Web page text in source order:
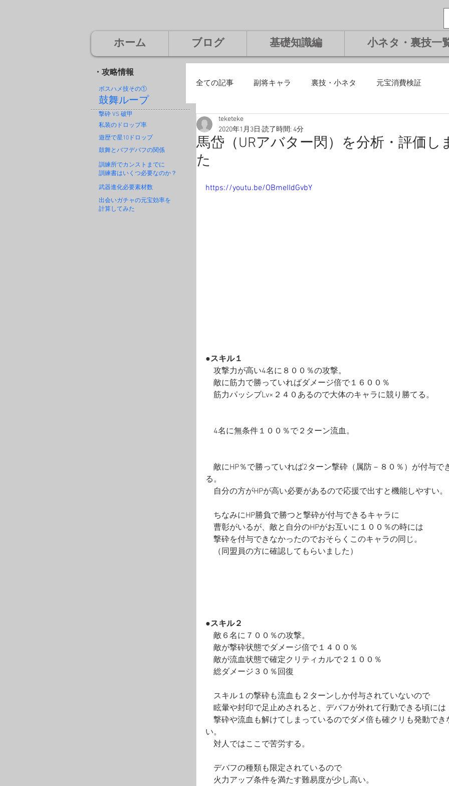
ホーム ブログ 基礎知識編 小ネタ・裏技一
・攻略情報
ボスハメ技その①
鼓舞ループ
撃砕 VS 破甲
私装のドロップ率
遊歴で星10ドロップ
鼓舞とバフデバフの関係
訓練所でカンストまでに
訓練書はいくつ必要なのか？
武器進化必要素材数
出会いガチャの元宝効率を
計算してみた
全ての記事 副将キャラ 裏技・小ネタ 元宝消費検証
廃課金編
馬岱（URアバター閃）を分析・評価し
た
teketeke
2020年1月3日 読了時間: 4分
https://youtu.be/OBmeIIdGvbY
●スキル１
攻撃力が高い4名に８００％の攻撃。
敵に筋力で勝っていればダメージ倍で１６００％
筋力パッシブLv×２４０あるので大体のキャラに競り勝てる。
4名に無条件１００％で２ターン流血。
敵にHP％で勝っていれば2ターン撃砕（属防－８０％）が付与で
る。
自分の方がHPが高い必要があるので応援で出すと機能しやすい。
ちなみにHP勝負で勝つと撃砕が付与できるキャラに
曹彰がいるが、敵と自分のHPがお互いに１００％の時には
撃砕を付与できなかったのでおそらくこのキャラの同じ。
（同盟員の方に確認してもらいました）
●スキル２
敵６名に７００％の攻撃。
敵が撃砕状態でダメージ倍で１４００％
敵が流血状態で確定クリティカルで２１００％
総ダメージ３０％回復
スキル１の撃砕も流血も２ターンしか付与されていないので
眩暈や封印で足止めされると、デバフが外れて行動できる頃には
撃砕や流血も解けてしまっているのでダメ倍も確クリも発動でき
い。
対人ではここで苦労する。
デバフの種類も限定されているので
火力アップ条件を満たす難易度が少し高い。